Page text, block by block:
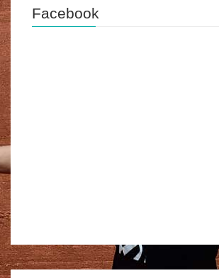
Facebook